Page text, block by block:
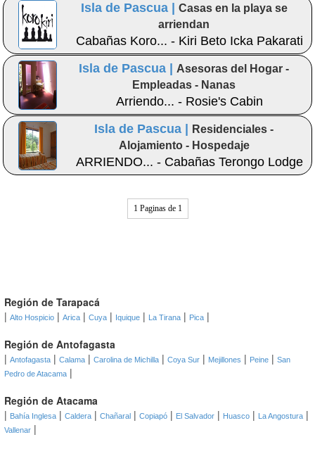
Isla de Pascua |
Casas en la playa se
arriendan
Cabañas Koro... - Kiri Beto Icka Pakarati
Isla de Pascua |Asesoras del Hogar -
Empleadas - Nanas
Arriendo... - Rosie's Cabin
Isla de Pascua |
Residenciales -
Alojamiento - Hospedaje
ARRIENDO... - Cabañas Terongo Lodge
1 Paginas de 1
Región de Tarapacá
| Alto Hospicio | Arica | Cuya | Iquique | La Tirana | Pica |
Región de Antofagasta
| Antofagasta | Calama | Carolina de Michilla | Coya Sur | Mejillones | Peine | San
Pedro de Atacama |
Región de Atacama
| Bahía Inglesa | Caldera | Chañaral | Copiapó | El Salvador | Huasco | La Angostura |
Vallenar |